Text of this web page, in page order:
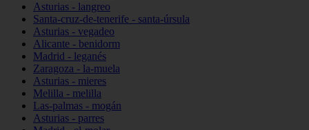
Asturias - langreo
Santa-cruz-de-tenerife - santa-úrsula
Asturias - vegadeo
Alicante - benidorm
Madrid - leganés
Zaragoza - la-muela
Asturias - mieres
Melilla - melilla
Las-palmas - mogán
Asturias - parres